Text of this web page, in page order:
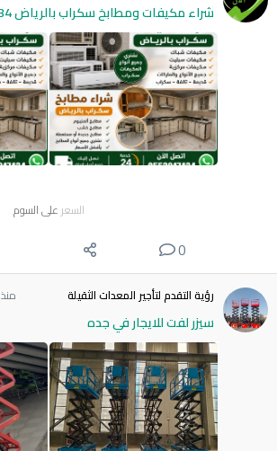
شراء مكيفات ومطابخ سكراب بالرياض 0553247434
السعر على السوم
0
رؤية التقدم لتأجير المعدات الثقيلة منذ 7 ساعات
سيزر لفت للايجار في جده